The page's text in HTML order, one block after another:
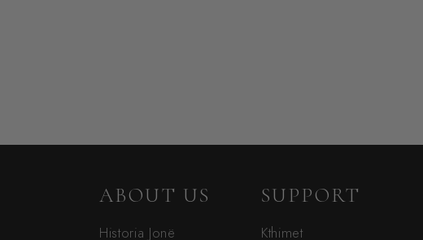
ABOUT US
Historia Jonë
SUPPORT
Kthimet